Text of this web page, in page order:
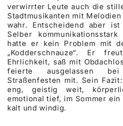
verwirrter Leute auch die
Stadtmusikanten mit
wahr. Entscheidend aber
Selber
hatte er kein Problem mit
„Kodderschnauze“. Er
Ehrlichkeit, saß mit
feierte ausgelassen
Straßenfesten mit. Sein
eng, geistig weit,
emotional tief, im Sommer
kalt und windig.